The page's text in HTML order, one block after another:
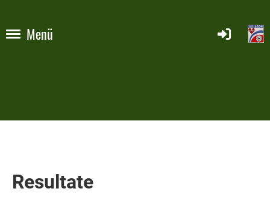
Menü
Resultate